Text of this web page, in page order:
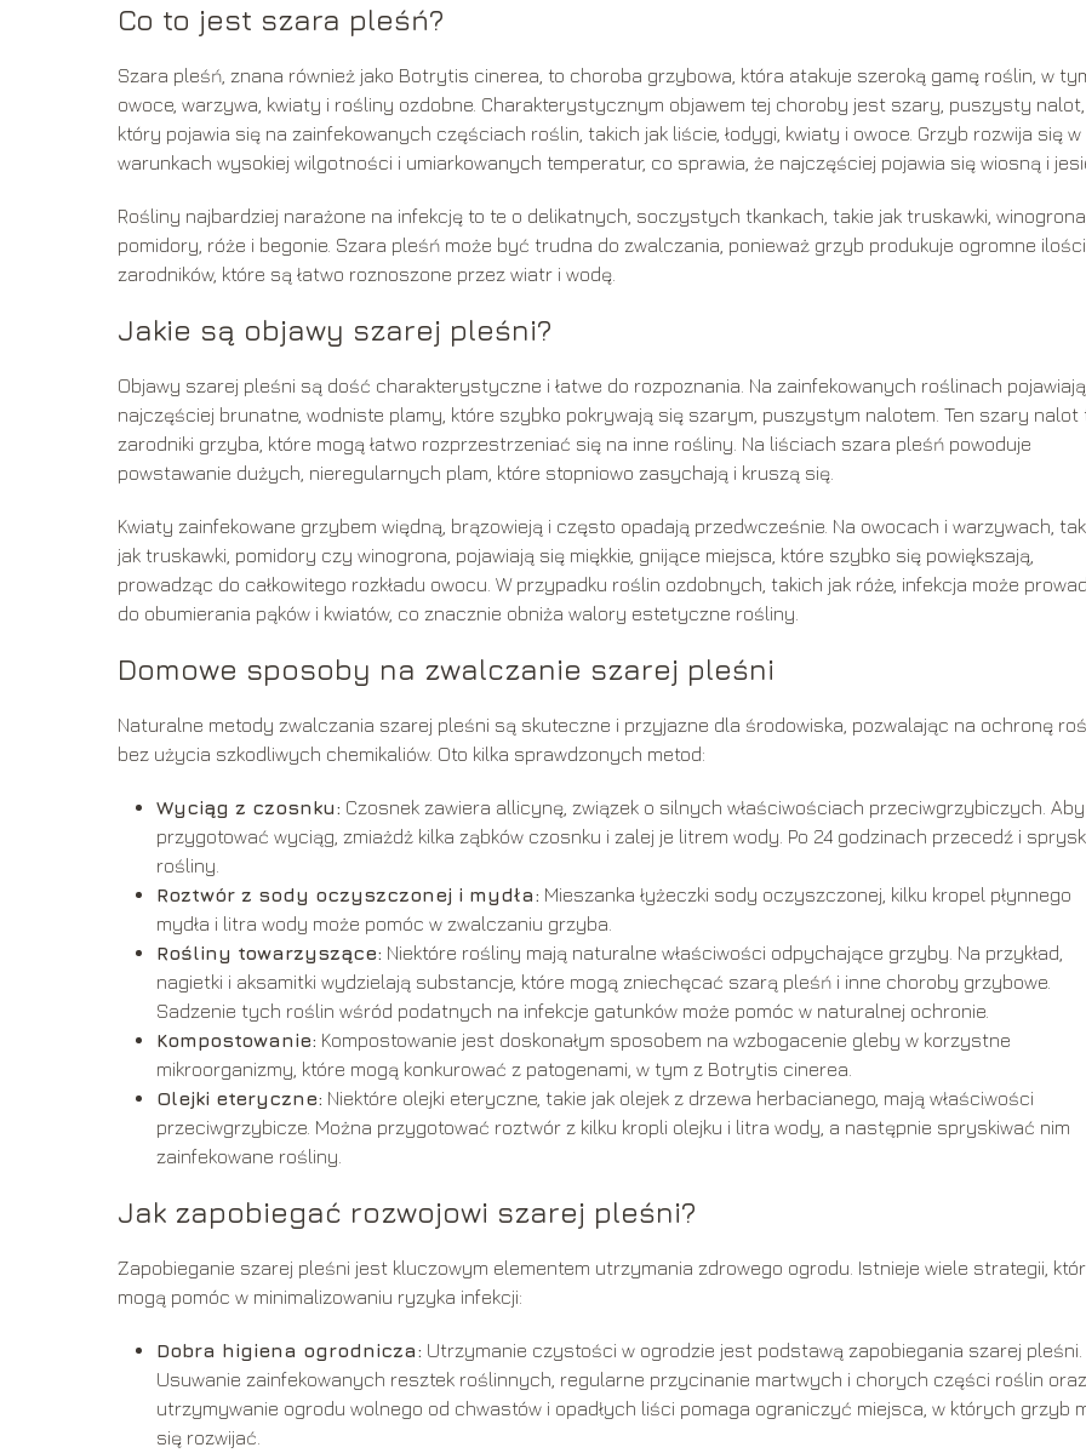
Co to jest szara pleśń?
Szara pleśń, znana również jako Botrytis cinerea, to choroba grzybowa, która atakuje szeroką gamę roślin, w
owoce, warzywa, kwiaty i rośliny ozdobne. Charakterystycznym objawem tej choroby jest szary, puszysty nalot,
który pojawia się na zainfekowanych częściach roślin, takich jak liście, łodygi, kwiaty i owoce. Grzyb rozwija się w
warunkach wysokiej wilgotności i umiarkowanych temperatur, co sprawia, że najczęściej pojawia się wiosną i
Rośliny najbardziej narażone na infekcję to te o delikatnych, soczystych tkankach, takie jak truskawki, winogrona,
pomidory, róże i begonie. Szara pleśń może być trudna do zwalczania, ponieważ grzyb produkuje ogromne ilości
zarodników, które są łatwo roznoszone przez wiatr i wodę.
Jakie są objawy szarej pleśni?
Objawy szarej pleśni są dość charakterystyczne i łatwe do rozpoznania. Na zainfekowanych roślinach
najczęściej brunatne, wodniste plamy, które szybko pokrywają się szarym, puszystym nalotem. Ten szary nalot
zarodniki grzyba, które mogą łatwo rozprzestrzeniać się na inne rośliny. Na liściach szara pleśń powoduje
powstawanie dużych, nieregularnych plam, które stopniowo zasychają i kruszą się.
Kwiaty zainfekowane grzybem więdną, brązowieją i często opadają przedwcześnie. Na owocach i warzywach,
jak truskawki, pomidory czy winogrona, pojawiają się miękkie, gnijące miejsca, które szybko się powiększają,
prowadząc do całkowitego rozkładu owocu. W przypadku roślin ozdobnych, takich jak róże, infekcja może
do obumierania pąków i kwiatów, co znacznie obniża walory estetyczne rośliny.
Domowe sposoby na zwalczanie szarej pleśni
Naturalne metody zwalczania szarej pleśni są skuteczne i przyjazne dla środowiska, pozwalając na ochronę
bez użycia szkodliwych chemikaliów. Oto kilka sprawdzonych metod:
Wyciąg z czosnku: Czosnek zawiera allicynę, związek o silnych właściwościach przeciwgrzybiczych. Aby
przygotować wyciąg, zmiażdż kilka ząbków czosnku i zalej je litrem wody. Po 24 godzinach przecedź i
rośliny.
Roztwór z sody oczyszczonej i mydła: Mieszanka łyżeczki sody oczyszczonej, kilku kropel płynnego
mydła i litra wody może pomóc w zwalczaniu grzyba.
Rośliny towarzyszące: Niektóre rośliny mają naturalne właściwości odpychające grzyby. Na przykład,
nagietki i aksamitki wydzielają substancje, które mogą zniechęcać szarą pleśń i inne choroby grzybowe.
Sadzenie tych roślin wśród podatnych na infekcje gatunków może pomóc w naturalnej ochronie.
Kompostowanie: Kompostowanie jest doskonałym sposobem na wzbogacenie gleby w korzystne
mikroorganizmy, które mogą konkurować z patogenami, w tym z Botrytis cinerea.
Olejki eteryczne: Niektóre olejki eteryczne, takie jak olejek z drzewa herbacianego, mają właściwości
przeciwgrzybicze. Można przygotować roztwór z kilku kropli olejku i litra wody, a następnie spryskiwać nim
zainfekowane rośliny.
Jak zapobiegać rozwojowi szarej pleśni?
Zapobieganie szarej pleśni jest kluczowym elementem utrzymania zdrowego ogrodu. Istnieje wiele strategii,
mogą pomóc w minimalizowaniu ryzyka infekcji:
Dobra higiena ogrodnicza: Utrzymanie czystości w ogrodzie jest podstawą zapobiegania szarej pleśni.
Usuwanie zainfekowanych resztek roślinnych, regularne przycinanie martwych i chorych części roślin oraz
utrzymywanie ogrodu wolnego od chwastów i opadłych liści pomaga ograniczyć miejsca, w których grzyb
się rozwijać.